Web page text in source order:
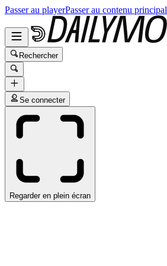
Passer au playerPasser au contenu principal
Rechercher
Se connecter
Regarder en plein écran